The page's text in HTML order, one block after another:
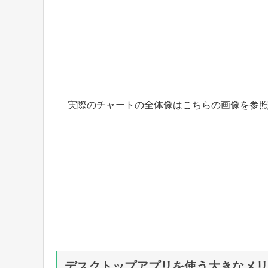
実際のチャートの全体像はこちらの画像を参照